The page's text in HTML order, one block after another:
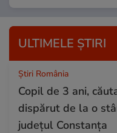
ULTIMELE ȘTIRI
Știri România
Copil de 3 ani,
dispărut de la o
județul Constanța